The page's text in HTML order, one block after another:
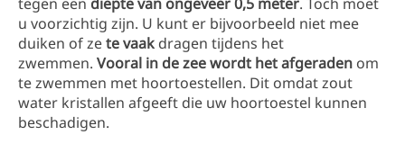
u voorzichtig zijn. U kunt er bijvoorbeeld niet mee
duiken of zete vaak dragen tijdens het
zwemmen. Vooral in de zee wordt het afgeraden om
te zwemmen met hoortoestellen. Dit omdat zout
water kristallen afgeeft die uw hoortoestel kunnen
beschadigen.